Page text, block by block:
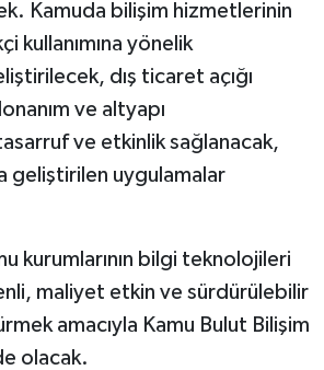
Kamuda bilişim hizmetlerinin
kullanımına yönelik
dış ticaret açığı
ve altyapı
ve etkinlik sağlanacak,
geliştirilen uygulamalar
kurumlarının bilgi teknolojileri
maliyet etkin ve sürdürülebilir
amacıyla Kamu Bulut Bilişim
olacak.